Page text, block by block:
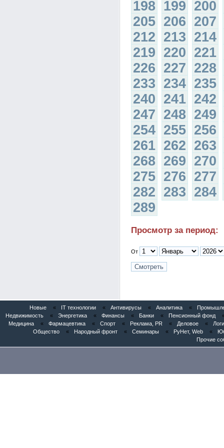
198 199 200
205 206 207
212 213 214
219 220 221
226 227 228
233 234 235
240 241 242
247 248 249
254 255 256
261 262 263
268 269 270
275 276 277
282 283 284
289
Просмотр за период:
От
Новые « IT технологии « Антивирусы « Аналитика «
Недвижимость
« Энергетика « Финансы « Банки « Пенсионный фонд
Медицина
« Фармацевтика « Спорт « Реклама, PR « Деловое «
Общество
« Народный фронт « Семинары « РуНет, Web «
Прочие